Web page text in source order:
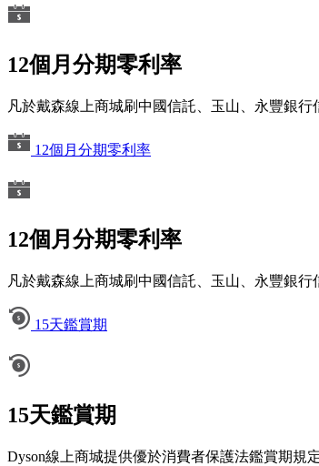
12個月分期零利率
凡於戴森線上商城刷中國信託、玉山、永豐銀行
12個月分期零利率
12個月分期零利率
凡於戴森線上商城刷中國信託、玉山、永豐銀行
15天鑑賞期
15天鑑賞期
Dyson線上商城提供優於消費者保護法鑑賞期規